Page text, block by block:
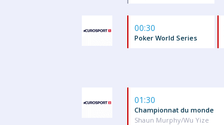
00:30
Poker World Series
01:30
Championnat du monde
Shaun Murphy/Wu Yize